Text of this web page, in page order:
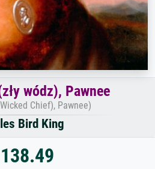
wódz), Pawnee
Chief), Pawnee)
Bird King